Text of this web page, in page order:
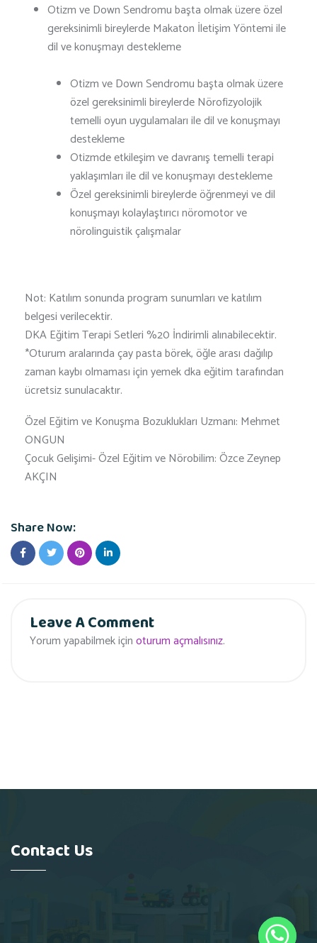
Otizm ve Down Sendromu başta olmak üzere özel
gereksinimli bireylerde Makaton İletişim Yöntemi ile
dil ve konuşmayı destekleme
Otizm ve Down Sendromu başta olmak üzere
özel gereksinimli bireylerde Nörofizyolojik
temelli oyun uygulamaları ile dil ve konuşmayı
destekleme
Otizmde etkileşim ve davranış temelli terapi
yaklaşımları ile dil ve konuşmayı destekleme
Özel gereksinimli bireylerde öğrenmeyi ve dil
konuşmayı kolaylaştırıcı nöromotor ve
nörolinguistik çalışmalar
Not: Katılım sonunda program sunumları ve katılım
belgesi verilecektir.
DKA Eğitim Terapi Setleri %20 İndirimli alınabilecektir.
*Oturum aralarında çay pasta börek, öğle arası dağılıp
zaman kaybı olmaması için yemek dka eğitim tarafından
ücretsiz sunulacaktır.
Özel Eğitim ve Konuşma Bozuklukları Uzmanı: Mehmet
ONGUN
Çocuk Gelişimi- Özel Eğitim ve Nörobilim: Özce Zeynep
AKÇIN
Share Now:
Leave A Comment
Yorum yapabilmek içinoturum açmalısınız.
Contact Us